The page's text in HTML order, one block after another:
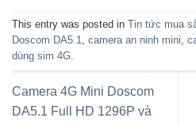
This entry was posted in Tin tức mua
Doscom DA5.1, camera an ninh mini,
dùng sim 4G.
Camera 4G Mini Doscom
DA5.1 Full HD 1296P và